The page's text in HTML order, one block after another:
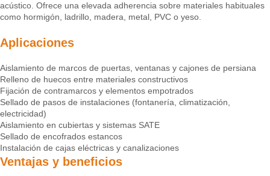
acústico. Ofrece una elevada adherencia sobre materiales habituales
como hormigón, ladrillo, madera, metal, PVC o yeso.
Aplicaciones
Aislamiento de marcos de puertas, ventanas y cajones de persiana
Relleno de huecos entre materiales constructivos
Fijación de contramarcos y elementos empotrados
Sellado de pasos de instalaciones (fontanería, climatización,
electricidad)
Aislamiento en cubiertas y sistemas SATE
Sellado de encofrados estancos
Instalación de cajas eléctricas y canalizaciones
Ventajas y beneficios